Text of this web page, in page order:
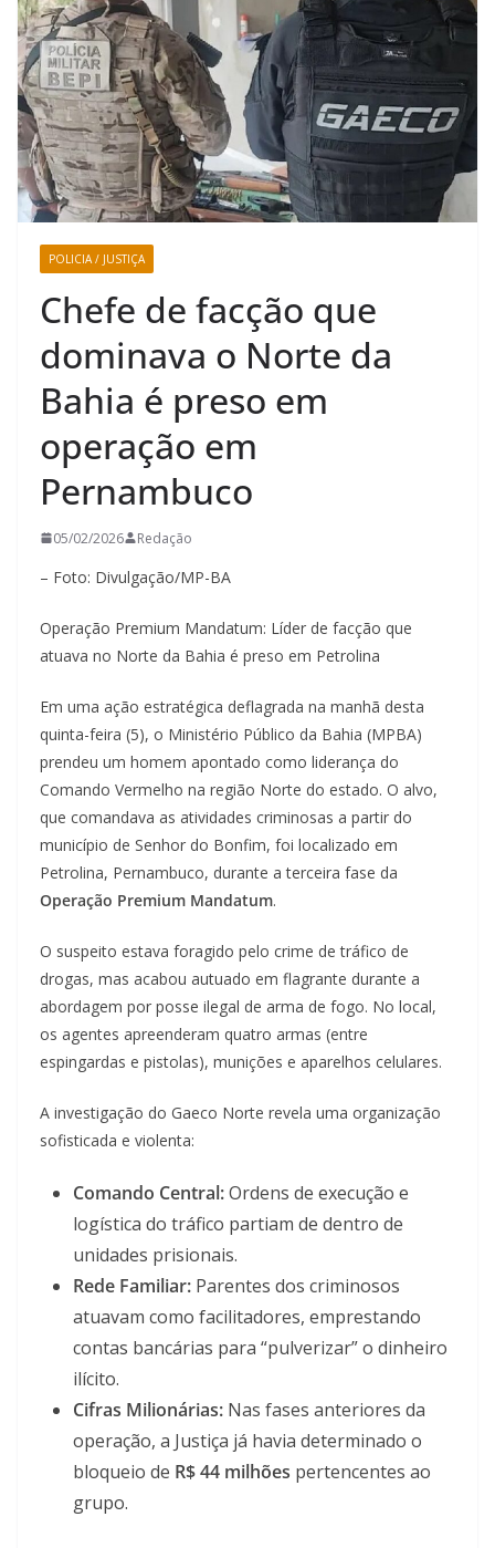
POLICIA / JUSTIÇA
Chefe de facção que
dominava o Norte da
Bahia é preso em
operação em
Pernambuco
05/02/2026 Redação
– Foto: Divulgação/MP-BA
Operação Premium Mandatum: Líder de facção que
atuava no Norte da Bahia é preso em Petrolina
Em uma ação estratégica deflagrada na manhã desta
quinta-feira (5), o Ministério Público da Bahia (MPBA)
prendeu um homem apontado como liderança do
Comando Vermelho na região Norte do estado. O alvo,
que comandava as atividades criminosas a partir do
município de Senhor do Bonfim, foi localizado em
Petrolina, Pernambuco, durante a terceira fase da
Operação Premium Mandatum.
O suspeito estava foragido pelo crime de tráfico de
drogas, mas acabou autuado em flagrante durante a
abordagem por posse ilegal de arma de fogo. No local,
os agentes apreenderam quatro armas (entre
espingardas e pistolas), munições e aparelhos celulares.
A investigação do Gaeco Norte revela uma organização
sofisticada e violenta:
Comando Central:Ordens de execução e
logística do tráfico partiam de dentro de
unidades prisionais.
Rede Familiar: Parentes dos criminosos
atuavam como facilitadores, emprestando
contas bancárias para “pulverizar” o dinheiro
ilícito.
Cifras Milionárias: Nas fases anteriores da
operação, a Justiça já havia determinado o
bloqueio de R$ 44 milhões pertencentes ao
grupo.